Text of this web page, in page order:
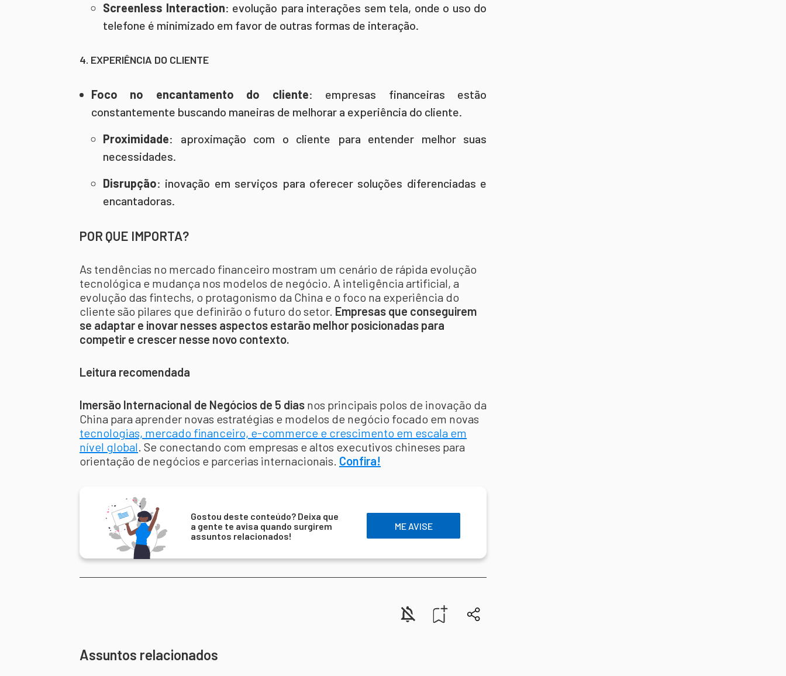
Screenless Interaction: evolução para interações sem tela, onde o uso do
telefone é minimizado em favor de outras formas de interação.
4. EXPERIÊNCIA DO CLIENTE
Foco no encantamento do cliente: empresas financeiras estão
constantemente buscando maneiras de melhorar a experiência do cliente.
Proximidade: aproximação com o cliente para entender melhor suas
necessidades.
Disrupção: inovação em serviços para oferecer soluções diferenciadas e
encantadoras.
POR QUE IMPORTA?
As tendências no mercado financeiro mostram um cenário de rápida evolução
tecnológica e mudança nos modelos de negócio. A inteligência artificial, a
evolução das fintechs, o protagonismo da China e o foco na experiência do
cliente são pilares que definirão o futuro do setor. Empresas que conseguirem
se adaptar e inovar nesses aspectos estarão melhor posicionadas para
competir e crescer nesse novo contexto.
Leitura recomendada
Imersão Internacional de Negócios de 5 dias nos principais polos de inovação da
China para aprender novas estratégias e modelos de negócio focado em novas
tecnologias, mercado financeiro, e-commerce e crescimento em escala em
nível global. Se conectando com empresas e altos executivos chineses para
orientação de negócios e parcerias internacionais. Confira!
Gostou deste conteúdo? Deixa que
a gente te avisa quando surgirem
assuntos relacionados!
ME AVISE
Assuntos relacionados